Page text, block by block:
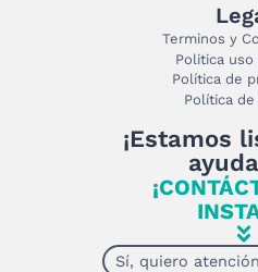
Terminos y
Politica uso
Política de
Política de
¡Estamos
Sí, quiero